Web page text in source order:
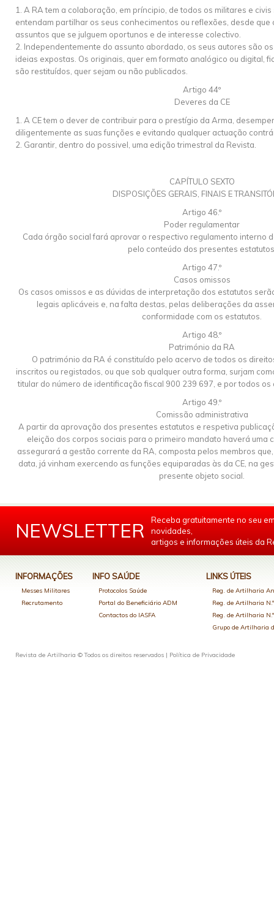
1. A RA tem a colaboração, em príncipio, de todos os militares e
entendam partilhar os seus conhecimentos ou reflexões, desde que
assuntos que se julguem oportunos e de interesse colectivo.
2. Independentemente do assunto abordado, os seus autores são
ideias expostas. Os originais, quer em formato analógico ou digital,
são restituídos, quer sejam ou não publicados.
Artigo 44º
Deveres da CE
1. A CE tem o dever de contribuir para o prestígio da Arma,
diligentemente as suas funções e evitando qualquer actuação
2. Garantir, dentro do possivel, uma edição trimestral da Revista.
CAPÍTULO SEXTO
DISPOSIÇÕES GERAIS, FINAIS E
Artigo 46.º
Poder regulamentar
Cada órgão social fará aprovar o respectivo regulamento interno
pelo conteúdo dos presentes
Artigo 47.º
Casos omissos
Os casos omissos e as dúvidas de interpretação dos estatutos
legais aplicáveis e, na falta destas, pelas deliberações da
conformidade com os estatutos.
Artigo 48.º
Património da RA
O património da RA é constituído pelo acervo de todos os
inscritos ou registados, ou que sob qualquer outra forma, surjam
titular do número de identificação fiscal 900 239 697, e por todos os
Artigo 49.º
Comissão administrativa
A partir da aprovação dos presentes estatutos e respetiva
eleição dos corpos sociais para o primeiro mandato haverá uma
assegurará a gestão corrente da RA, composta pelos membros
data, já vinham exercendo as funções equiparadas às da CE, na
presente objeto social.
NEWSLETTER
Receba gratuitamente no seu
novidades,
artigos e informações úteis da
INFORMAÇÕES
Messes Militares
Recrutamento
INFO SAÚDE
Protocolos Saúde
Portal do Beneficiário ADM
Contactos do IASFA
LINKS ÚTEIS
Reg. de Artilharia
Reg. de Artilharia
Reg. de Artilharia
Grupo de Artilharia
Revista de Artilharia © Todos os direitos reservados | Política de Privacidade